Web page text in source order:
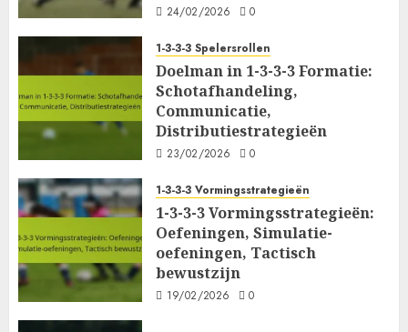
24/02/2026 0
1-3-3-3 Spelersrollen
Doelman in 1-3-3-3 Formatie:
Schotafhandeling,
Communicatie,
Distributiestrategieën
23/02/2026 0
1-3-3-3 Vormingsstrategieën
1-3-3-3 Vormingsstrategieën:
Oefeningen, Simulatie-
oefeningen, Tactisch
bewustzijn
19/02/2026 0